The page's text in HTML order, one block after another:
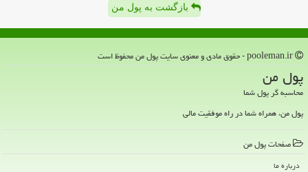
بازگشت به پول من
پول من
محاسبه گر پول شما
پول من، همراه شما در راه موفقیت مالی
صفحات پول من
درباره ما